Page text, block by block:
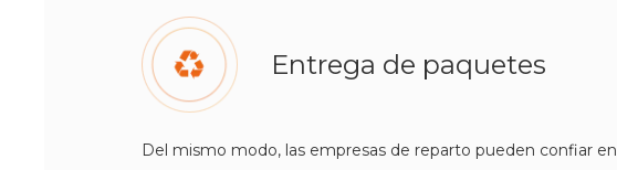
Entrega de paquetes
Del mismo modo, las empresas de reparto pueden confiar en